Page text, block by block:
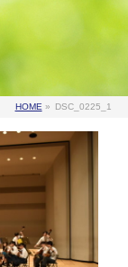
HOME » DSC_0225_1